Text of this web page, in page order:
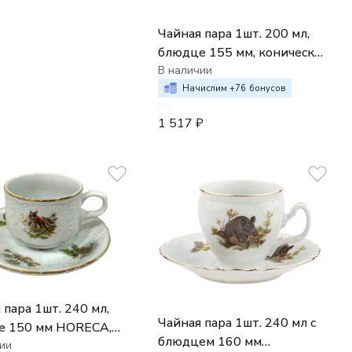
Чайная пара 1шт. 200 мл,
блюдце 155 мм, коническая
низкая, Bernadotte декор
Охотничьи сюжеты
В наличии
Начислим +76 бонусов
1 517 ₽
пара 1шт. 240 мл,
150 мм HORECA,
декор
Чайная пара 1шт. 240 мл с
блюдцем 160 мм